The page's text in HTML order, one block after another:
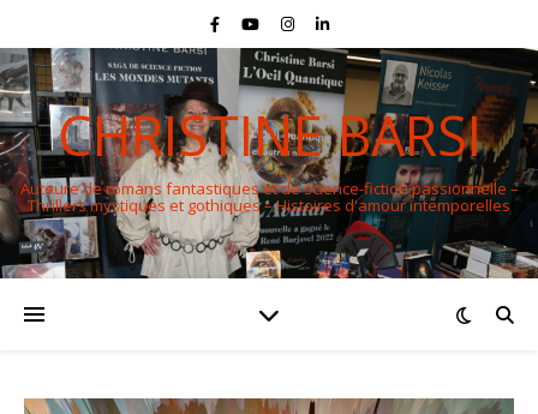
CHRISTINE BARSI
Auteure de romans fantastiques et de science-fiction passionnelle –
Thrillers mystiques et gothiques – Histoires d'amour intemporelles